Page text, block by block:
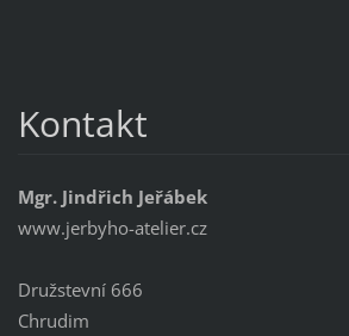
Kontakt
Mgr. Jindřich Jeřábek
www.jerbyho-atelier.cz
Družstevní 666
Chrudim